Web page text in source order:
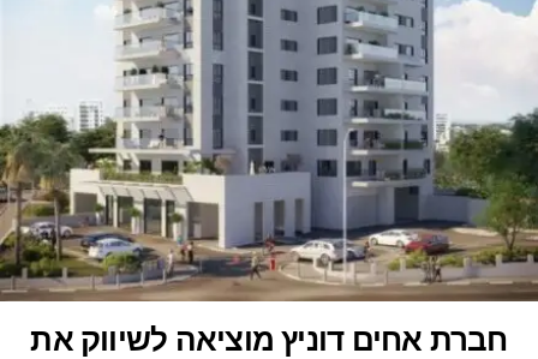
חברת אחים דוניץ מוציאה לשיווק את